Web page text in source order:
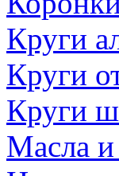
Круги
Круги
Круги
Масла и